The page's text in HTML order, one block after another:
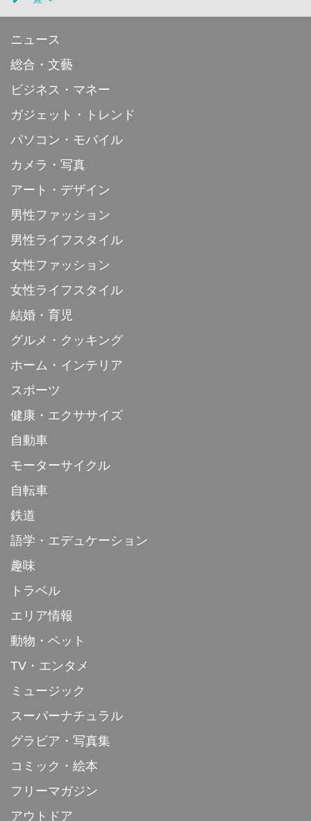
ニュース
総合・文藝
ビジネス・マネー
ガジェット・トレンド
パソコン・モバイル
カメラ・写真
アート・デザイン
男性ファッション
男性ライフスタイル
女性ファッション
女性ライフスタイル
結婚・育児
グルメ・クッキング
ホーム・インテリア
スポーツ
健康・エクササイズ
自動車
モーターサイクル
自転車
鉄道
語学・エデュケーション
趣味
トラベル
エリア情報
動物・ペット
TV・エンタメ
ミュージック
スーパーナチュラル
グラビア・写真集
コミック・絵本
フリーマガジン
アウトドア